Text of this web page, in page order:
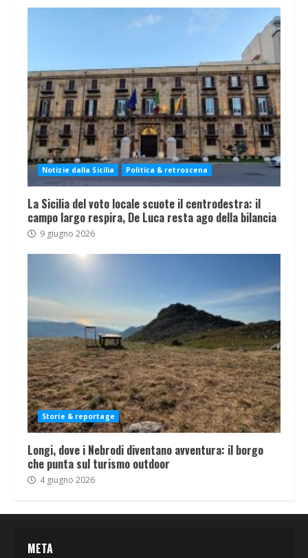
Notizie dalla Sicilia Politica & retroscena
La Sicilia del voto locale scuote il centrodestra: il
campo largo respira, De Luca resta ago della bilancia
9 giugno 2026
Storie & reportage
Longi, dove i Nebrodi diventano avventura: il borgo
che punta sul turismo outdoor
4 giugno 2026
META